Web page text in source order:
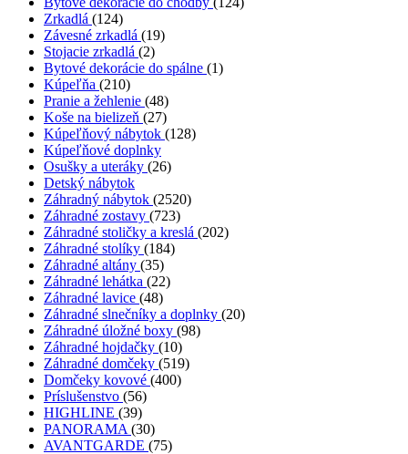
Zrkadlá (124)
Závesné zrkadlá (19)
Stojacie zrkadlá (2)
Bytové dekorácie do spálne (1)
Kúpeľňa (210)
Pranie a žehlenie (48)
Koše na bielizeň (27)
Kúpeľňový nábytok (128)
Kúpeľňové doplnky
Osušky a uteráky (26)
Detský nábytok
Záhradný nábytok (2520)
Záhradné zostavy (723)
Záhradné stoličky a kreslá (202)
Záhradné stolíky (184)
Záhradné altány (35)
Záhradné lehátka (22)
Záhradné lavice (48)
Záhradné slnečníky a doplnky (20)
Záhradné úložné boxy (98)
Záhradné hojdačky (10)
Záhradné domčeky (519)
Domčeky kovové (400)
Príslušenstvo (56)
HIGHLINE (39)
PANORAMA (30)
AVANTGARDE (75)